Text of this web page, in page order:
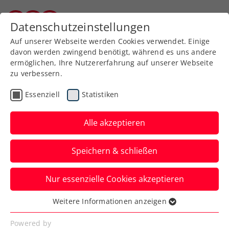
Zurück zur Newsübersicht
Turniere
Erste Bank Open:
Starterfeld besticht mit 8
Spielern aus den Top 15
der Welt
Wien-Stars boten bei US Open einen
Vorgeschmack aufs ATP-500-Turnier in
Österreichs Bundeshauptstadt.
Datenschutzeinstellungen
Auf unserer Webseite werden Cookies verwendet. Einige
davon werden zwingend benötigt, während es uns andere
ermöglichen, Ihre Nutzererfahrung auf unserer Webseite
zu verbessern.
Essenziell Statistiken
Alle akzeptieren
Speichern & schließen
Nur essenzielle Cookies akzeptieren
Essenziell
Essenzielle Cookies werden für grundlegende
Weitere Informationen anzeigen
Powered by